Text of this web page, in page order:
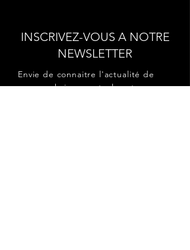
INSCRIVEZ-VOUS A NOTRE
NEWSLETTER
Envie de connaitre l'actualité de
nos prochains spectacles et